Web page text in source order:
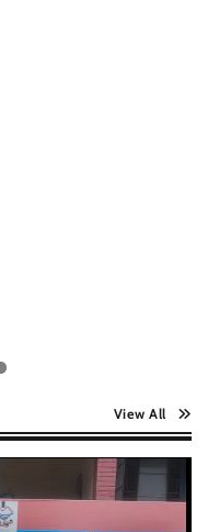
View All